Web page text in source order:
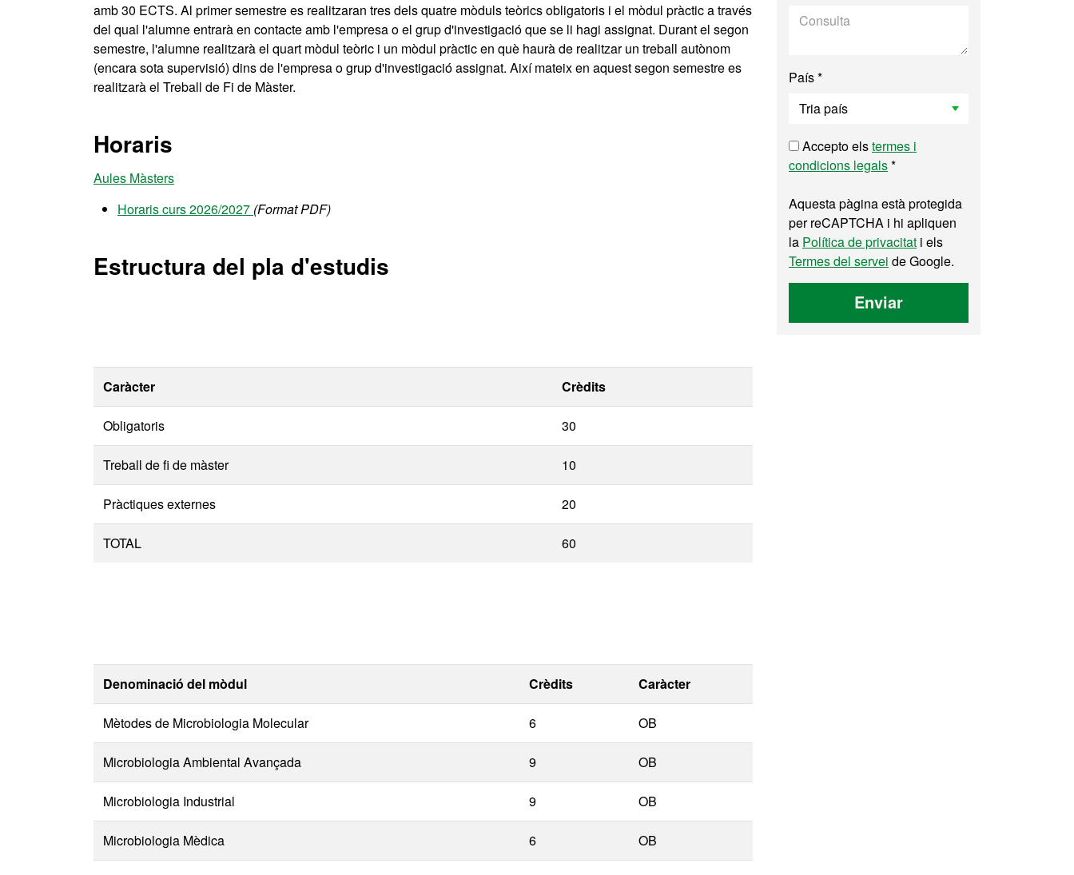
amb 30 ECTS. Al primer semestre es realitzaran tres dels quatre mòduls teòrics obligatoris i el mòdul pràctic a través
del qual l'alumne entrarà en contacte amb l'empresa o el grup d'investigació que se li hagi assignat. Durant el segon
semestre, l'alumne realitzarà el quart mòdul teòric i un mòdul pràctic en què haurà de realitzar un treball autònom
(encara sota supervisió) dins de l'empresa o grup d'investigació assignat. Així mateix en aquest segon semestre es
realitzarà el Treball de Fi de Màster.
Horaris
Aules Màsters
Horaris curs 2026/2027 (Format PDF)
Estructura del pla d'estudis
Caràcter Crèdits
Obligatoris 30
Treball de fi de màster 10
Pràctiques externes 20
TOTAL 60
Denominació del mòdul Crèdits Caràcter
Mètodes de Microbiologia Molecular 6 OB
Microbiologia Ambiental Avançada 9 OB
Microbiologia Industrial 9 OB
Microbiologia Mèdica 6 OB
País *
Accepto elstermes i
condicions legals*
Aquesta pàgina està protegida
per reCAPTCHA i hi apliquen
la Política de privacitat i els
Termes del servei de Google.
Enviar